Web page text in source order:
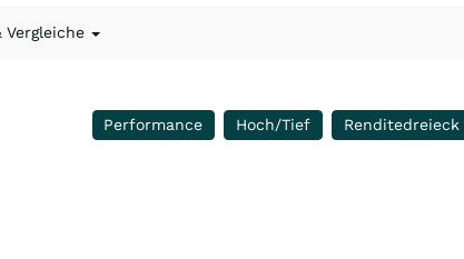
Vergleiche
Performance Hoch/Tief Renditedreieck